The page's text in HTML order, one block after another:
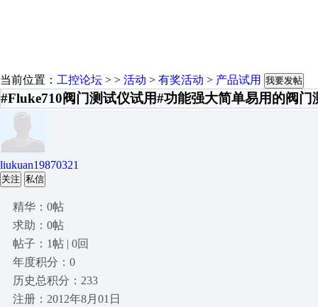
当前位置： 工控论坛 > > 活动 > 有奖活动 > 产品试用 我要发帖
#Fluke710阀门测试仪试用#功能强大简单易用的阀门
liukuan19870321
关注 私信
精华：0帖
求助：0帖
帖子：1帖 | 0回
年度积分：0
历史总积分：233
注册：2012年8月01日